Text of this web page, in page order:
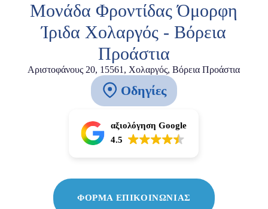
Μονάδα Φροντίδας Όμορφη
Ίριδα Χολαργός - Βόρεια
Προάστια
Αριστοφάνους 20, 15561, Χολαργός, Βόρεια Προάστια
Οδηγίες
αξιολόγηση Google
4.5
ΦΟΡΜΑ ΕΠΙΚΟΙΝΩΝΙΑΣ